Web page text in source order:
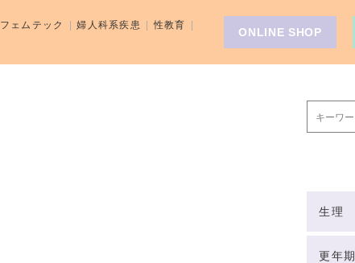
生理
更年期
フェムテック 婦人科系疾患
性教育
ONLINE SHOP